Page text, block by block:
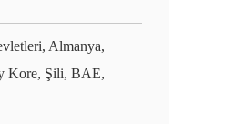
Almanya,
Kore, Şili, BAE,